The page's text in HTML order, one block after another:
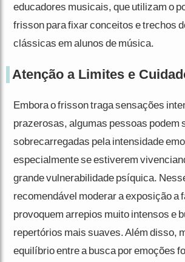
educadores musicais, que utilizam o
frisson para fixar conceitos e trechos
clássicas em alunos de música.
Atenção a Limites e
Embora o frisson traga sensações
prazerosas, algumas pessoas podem
sobrecarregadas pela intensidade
especialmente se estiverem
grande vulnerabilidade psíquica.
recomendável moderar a exposição a
provoquem arrepios muito intensos e
repertórios mais suaves. Além disso,
equilíbrio entre a busca por emoções